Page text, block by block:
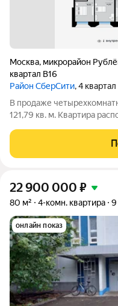
Москва, микрорайон
квартал В16
Район СберСити, 4
В продаже четырехкомнатная квартира, общей площадью
121,79 кв. м. Квартира
района СберСити,
В16 создало итальянское
22 900 000 ₽
80 м² 4-комн. квартира 9
онлайн показ